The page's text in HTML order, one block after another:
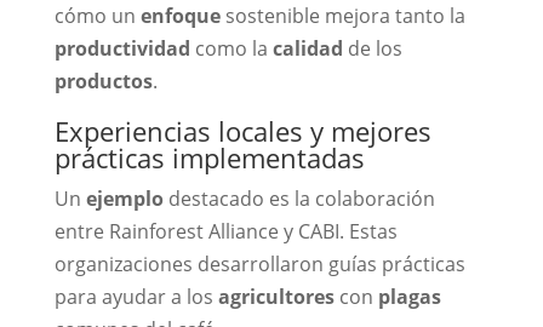
cómo un enfoquesostenible mejora tanto la
productividad como la calidad de los
productos.
Experiencias locales y mejores
prácticas implementadas
Un ejemplodestacado es la colaboración
entre Rainforest Alliance y CABI. Estas
organizaciones desarrollaron guías prácticas
para ayudar a los agricultorescon plagas